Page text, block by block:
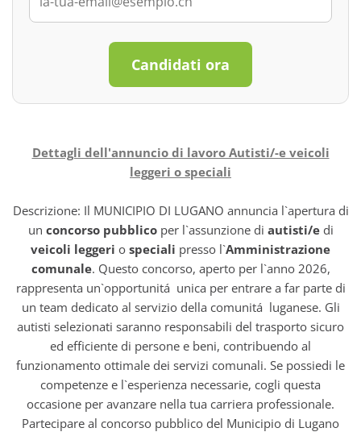
Candidati ora
Dettagli dell'annuncio di lavoro Autisti/-e veicoli
leggeri o speciali
Descrizione: Il MUNICIPIO DI LUGANO annuncia l`apertura di
un concorso pubblicoper l`assunzione di autisti/edi
veicoli leggeri o speciali presso l`Amministrazione
comunale. Questo concorso, aperto per l`anno 2026,
rappresenta un`opportunitá unica per entrare a far parte di
un team dedicato al servizio della comunitá luganese. Gli
autisti selezionati saranno responsabili del trasporto sicuro
ed efficiente di persone e beni, contribuendo al
funzionamento ottimale dei servizi comunali. Se possiedi le
competenze e l`esperienza necessarie, cogli questa
occasione per avanzare nella tua carriera professionale.
Partecipare al concorso pubblico del Municipio di Lugano